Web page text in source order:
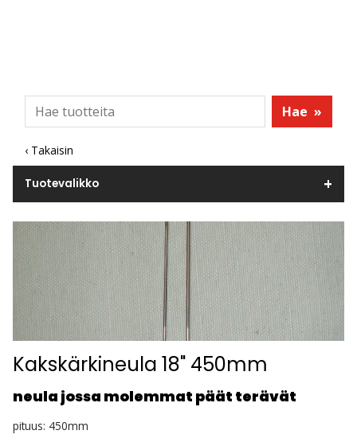
Hae »
‹ Takaisin
Tuotevalikko
Kakskärkineula 18" 450mm
neula jossa molemmat päät terävät
pituus: 450mm